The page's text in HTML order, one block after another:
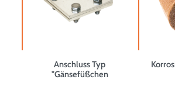
Anschluss Typ
"Gänsefüßchen